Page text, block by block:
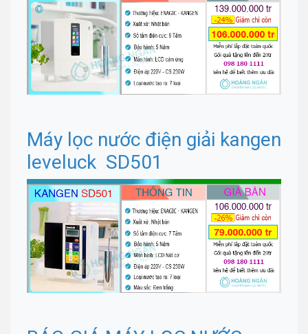
Máy lọc nước điện giải kangen
leveluck SD501